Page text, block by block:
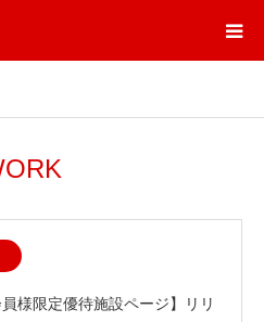
様限定優待施設ページ】リリ